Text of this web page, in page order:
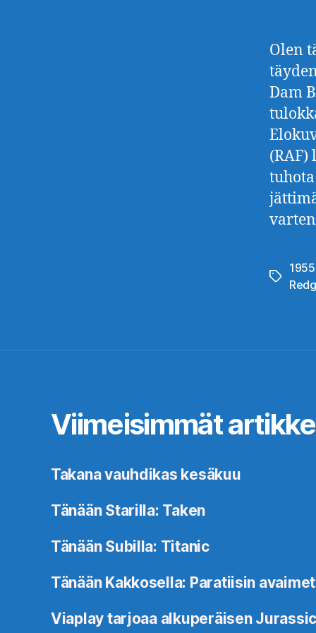
Olen
Dam
(RAF)
1955
Viimeisimmät
Takana vauhdikas kesäkuu
Tänään Starilla: Taken
Tänään Subilla: Titanic
Tänään Kakkosella: Paratiisin avaimet
Viaplay tarjoaa alkuperäisen